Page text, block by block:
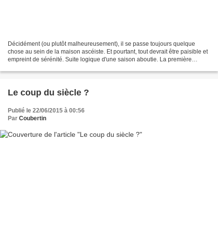
Décidément (ou plutôt malheureusement), il se passe toujours quelque
chose au sein de la maison ascéiste. Et pourtant, tout devrait être paisible et
empreint de sérénité. Suite logique d'une saison aboutie. La première
Le coup du siècle ?
Publié le 22/06/2015 à 00:56
Par Coubertin